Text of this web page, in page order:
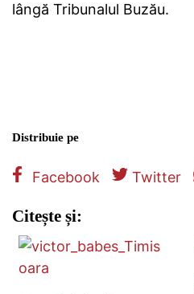
lângă Tribunalul Buzău.
Distribuie pe
Facebook Twitter
Citește și: